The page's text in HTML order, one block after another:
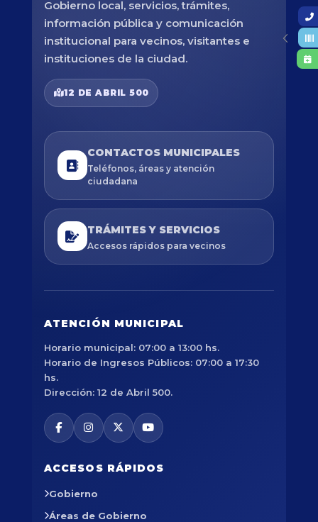
Gobierno local, servicios, trámites,
información pública y comunicación
institucional para vecinos, visitantes e
instituciones de la ciudad.
12 DE ABRIL 500
CONTACTOS MUNICIPALES
Teléfonos, áreas y atención
ciudadana
TRÁMITES Y SERVICIOS
Accesos rápidos para vecinos
ATENCIÓN MUNICIPAL
Horario municipal: 07:00 a 13:00 hs.
Horario de Ingresos Públicos: 07:00 a 17:30
hs.
Dirección: 12 de Abril 500.
ACCESOS RÁPIDOS
Gobierno
Áreas de Gobierno